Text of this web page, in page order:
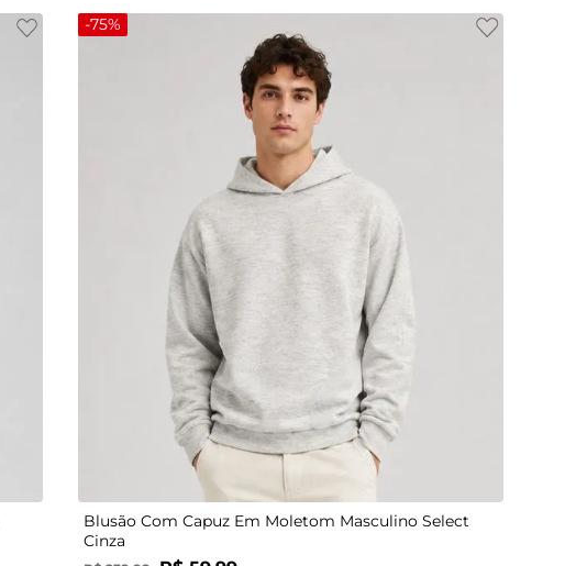
-75%
G
Blusão Com Capuz Em Moletom Masculino Select
Cinza